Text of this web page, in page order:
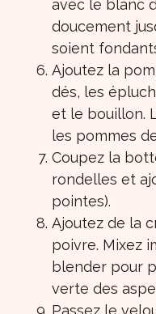
avec le blanc
doucement
soient
Ajoutez la
dés, les
et le bouillon.
les pommes
Coupez la
rondelles et
pointes).
Ajoutez de la
poivre. Mixez
blender pour
verte des
Passez le